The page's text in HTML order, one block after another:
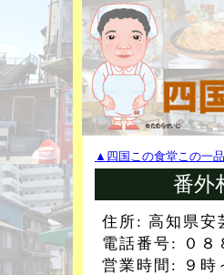
▲四国この食堂この一
番外
住所: 高知県安
電話番号: ０８
営業時間: ９時